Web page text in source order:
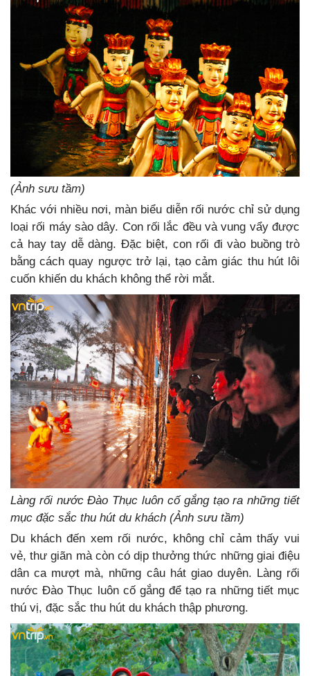
(Ảnh sưu tầm)
Khác với nhiều nơi, màn biểu diễn rối nước chỉ sử dụng
loại rối máy sào dây. Con rối lắc đều và vung vẩy được
cả hay tay dễ dàng. Đặc biệt, con rối đi vào buồng trò
bằng cách quay ngược trở lại, tạo cảm giác thu hút lôi
cuốn khiến du khách không thể rời mắt.
Làng rối nước Đào Thục luôn cố gắng tạo ra những tiết
mục đặc sắc thu hút du khách (Ảnh sưu tầm)
Du khách đến xem rối nước, không chỉ cảm thấy vui
vẻ, thư giãn mà còn có dịp thưởng thức những giai điệu
dân ca mượt mà, những câu hát giao duyên. Làng rối
nước Đào Thục luôn cố gắng để tạo ra những tiết mục
thú vị, đặc sắc thu hút du khách thập phương.